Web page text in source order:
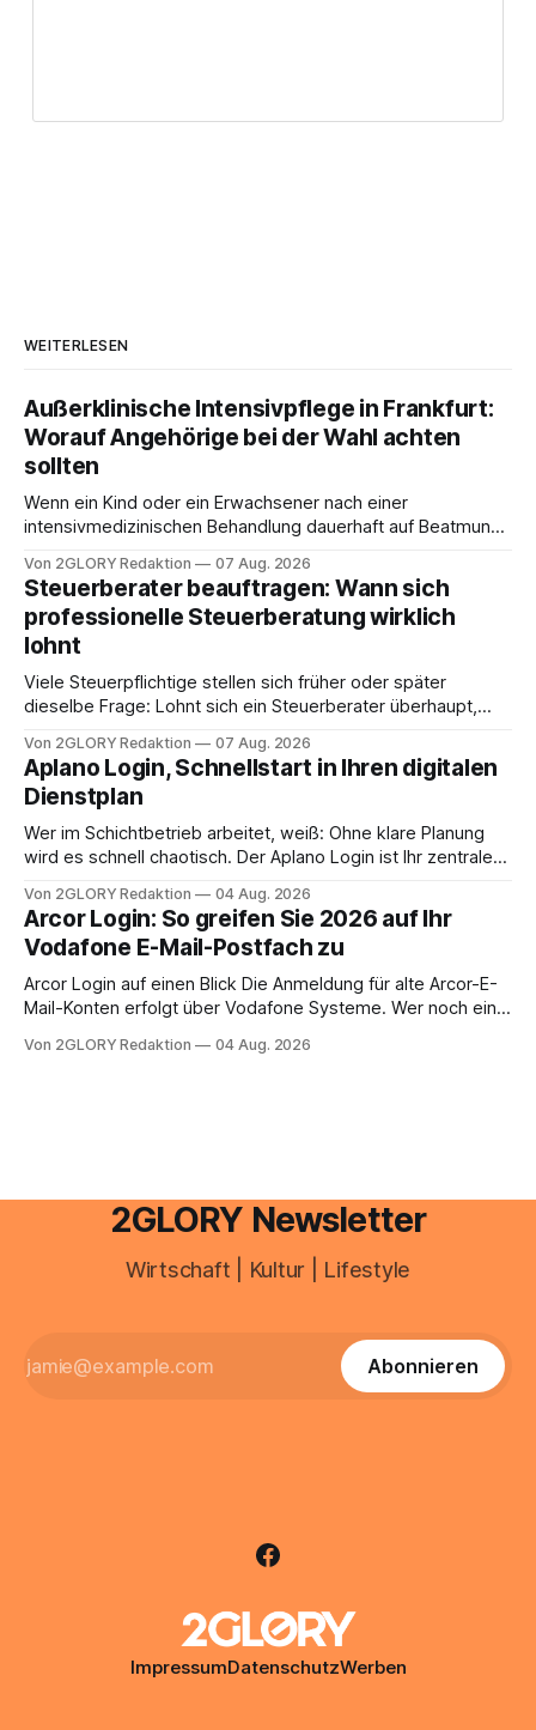
WEITERLESEN
Außerklinische Intensivpflege in Frankfurt:
Worauf Angehörige bei der Wahl achten
sollten
Wenn ein Kind oder ein Erwachsener nach einer
intensivmedizinischen Behandlung dauerhaft auf Beatmung
angewiesen ist, stellt sich für Familien eine schwierige
Frage: Muss die Versorgung dauerhaft in der Klinik bleiben –
oder ist ein Leben zu Hause möglich? Die außerklinische
Intensivpflege bietet genau diese Alternative: Sie
Von 2GLORY Redaktion 07 Aug. 2026
Steuerberater beauftragen: Wann sich
professionelle Steuerberatung wirklich
lohnt
Viele Steuerpflichtige stellen sich früher oder später
dieselbe Frage: Lohnt sich ein Steuerberater überhaupt,
erledigen? Die kurze Antwort: Bei einfachen
Einkommensverhältnissen reicht häufig eine Steuersoftware
aus – sobald jedoch mehrere Einkunftsarten
zusammentreffen oder größere finanzielle Veränderungen
anstehen, zahlt sich professionelle Unterstützung meist
Von 2GLORY Redaktion 07 Aug. 2026
Aplano Login, Schnellstart in Ihren digitalen
Dienstplan
Wer im Schichtbetrieb arbeitet, weiß: Ohne klare Planung
wird es schnell chaotisch. Der Aplano Login ist Ihr zentraler
abwesenheiten und die gesamte kommunikation rund um
Ihr personal digital zu organisieren. In diesem Leitfaden
erfahren Sie alles, was Sie für einen reibungslosen Einstieg
brauchen, von der Registrierung
Von 2GLORY Redaktion 04 Aug. 2026
Arcor Login: So greifen Sie 2026 auf Ihr
Vodafone E-Mail-Postfach zu
Arcor Login auf einen Blick Die Anmeldung für alte Arcor-E-
Mail-Konten erfolgt über Vodafone Systeme. Wer noch eine
besitzt, loggt sich heute über das Vodafone E-Mail & Cloud
Von 2GLORY Redaktion 04 Aug. 2026
2GLORY Newsletter
Wirtschaft | Kultur | Lifestyle
Abonnieren
ImpressumDatenschutzWerben